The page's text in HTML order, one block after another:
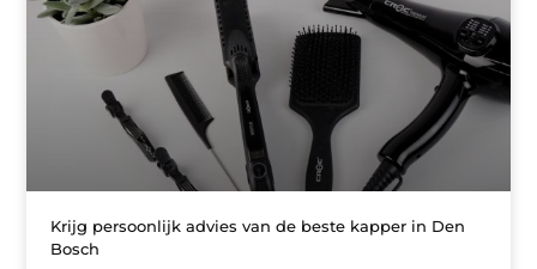
Krijg persoonlijk advies van de beste kapper in Den
Bosch